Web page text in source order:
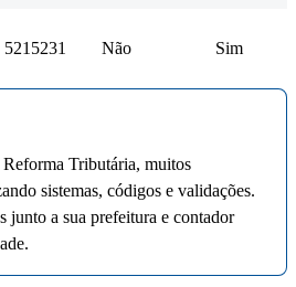
5215231 Não Sim
Tributária, muitos
sistemas, códigos e validações.
junto a sua prefeitura e contador